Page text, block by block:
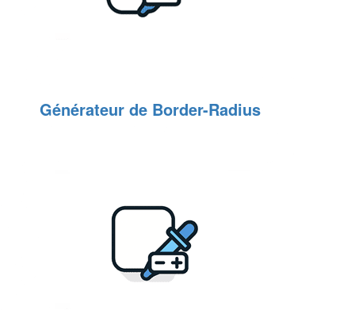
Générateur de Border-Radius